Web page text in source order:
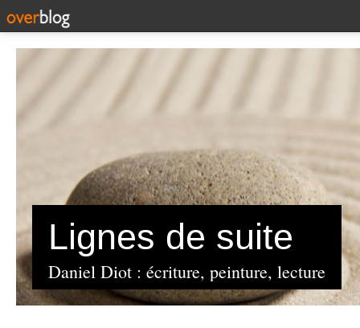
Lignes de suite
Daniel Diot : écriture, peinture, lecture